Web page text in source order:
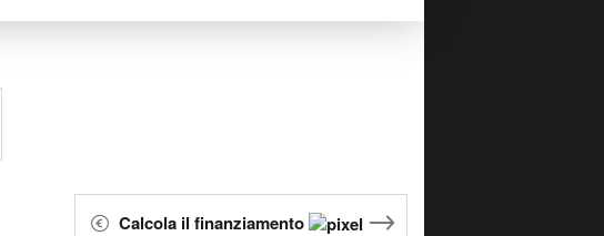
Calcola il finanziamento